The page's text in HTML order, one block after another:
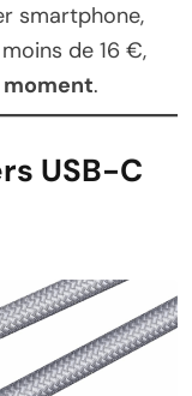
smartphone,
de 16 €,
.
USB-C